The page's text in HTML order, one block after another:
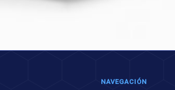
NAVEGACIÓN